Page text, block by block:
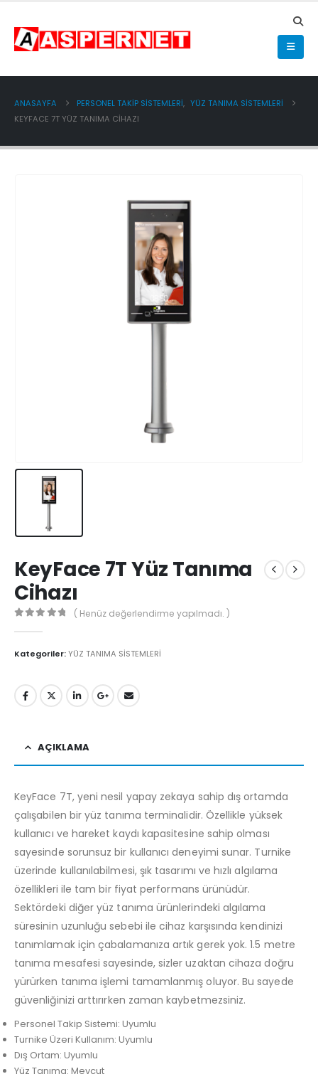
ANASAYFA PERSONEL TAKİP SİSTEMLERİ, YÜZ TANIMA SİSTEMLERİ
KEYFACE 7T YÜZ TANIMA CIHAZI
KeyFace 7T Yüz Tanıma
Cihazı
( Henüz değerlendirme yapılmadı. )
Kategoriler:YÜZ TANIMA SİSTEMLERİ
AÇIKLAMA
KeyFace 7T, yeni nesil yapay zekaya sahip dış ortamda
çalışabilen bir yüz tanıma terminalidir. Özellikle yüksek
kullanıcı ve hareket kaydı kapasitesine sahip olması
sayesinde sorunsuz bir kullanıcı deneyimi sunar. Turnike
üzerinde kullanılabilmesi, şık tasarımı ve hızlı algılama
özellikleri ile tam bir fiyat performans ürünüdür.
Sektördeki diğer yüz tanıma ürünlerindeki algılama
süresinin uzunluğu sebebi ile cihaz karşısında kendinizi
tanımlamak için çabalamanıza artık gerek yok. 1.5 metre
tanıma mesafesi sayesinde, sizler uzaktan cihaza doğru
yürürken tanıma işlemi tamamlanmış oluyor. Bu sayede
güvenliğinizi arttırırken zaman kaybetmezsiniz.
Personel Takip Sistemi: Uyumlu
Turnike Üzeri Kullanım: Uyumlu
Dış Ortam: Uyumlu
Yüz Tanıma: Mevcut